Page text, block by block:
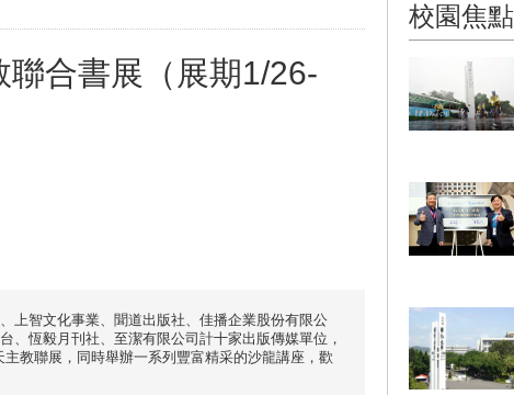
合書展（展期1/26-
上智文化事業、聞道出版社、佳播企業股份有限公
、恆毅月刊社、至潔有限公司計十家出版傳媒單位，
教聯展，同時舉辦一系列豐富精采的沙龍講座，歡
校園焦點